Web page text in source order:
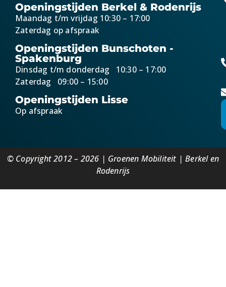
Openingstijden Berkel & Rodenrijs
Maandag t/m vrijdag 10:30 – 17:00
Zaterdag op afspraak
Openingstijden Bunschoten -
Spakenburg
Dinsdag t/m donderdag 10:30 – 17:00
Zaterdag 09:00 – 15:00
Openingstijden Lisse
Op afspraak
© Copyright 2012 – 2026 | Groenen Mobiliteit | Berkel en
Rodenrijs